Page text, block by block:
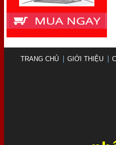
TRANG CHỦ GIỚI THIỆU